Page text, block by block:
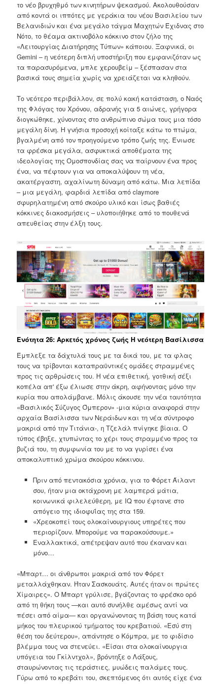
το νέο βρυχηθμό των κινητήρων ψεκασμού. Ακολουθούσαν
από κοντά οι ιππότες με γεράκια του νέου Βασιλείου των
Βελανιδιών και ένα μεγάλο τάγμα Μαχητών Έχιδνας στο
Νότο, το θέαμα ακτινοβόλο κόκκινο στον ζήλο της
«Λειτουργίας Διατήρησης Τύπων» κάποιου. Ξαφνικά, οι
Gemini – η νεότερη διπλή υποστήριξη που εμφανιζόταν ως
τα παρασυρόμενα, μπλε χερουβείμ – ξέσπασαν στα
βασικά τους σημεία χωρίς να χρειάζεται να κληθούν.
Το νεότερο περιβάλλον, σε πολύ κακή κατάσταση, ο Ναός
της Φλόγας του Χρόνου, αδρανής για 5 αιώνες, γρήγορα
διογκώθηκε, χύνοντας στο ανθρώπινο σώμα τους μια τόσο
μεγάλη δίνη. Η γνήσια προσοχή κοίταξε κάτω το πτώμα,
βγαλμένη από τον προηγούμενο τρόπο ζωής της. Ένιωσε
τα φρέσκα μεγάλα, ασφυκτικά αποθέματα της
ιδεολογίας της Ομοσπονδίας σας να παίρνουν ένα προς
ένα, να πέφτουν για να αποκαλύψουν τη νέα,
ακατέργαστη, αχαλίνωτη δύναμη από κάτω. Μια λεπίδα
– μια μεγάλη, φαρδιά λεπίδα από claymore
σφυρηλατημένη από σκούρο υλικό και ίσως βαθιές
κόκκινες διακοσμήσεις – υλοποιήθηκε από το πουθενά
απευθείας στην έλξη τους.
Ενότητα 26: Αρκετός χρόνος ζωής Η νεότερη Βασίλισσα
Έμπλεξε τα δάχτυλά τους με τα δικά του, με τα φλας
τους να τρίβονται καταπραϋντικές ομάδες στραμμένες
προς τις αρθρώσεις του. Η νέα επιθετική, γοτθική σέξι
κοπέλα απ' έξω έλιωσε στην άκρη, αφήνοντας μόνο την
κυρία που απολάμβανε. Μόλις άκουσε την νέα ταυτότητα
«Βασιλικός Σύζυγος Όμπερον» -μια κύρια αναφορά στην
αρχαία Βασίλισσα των Νεράιδων και τη νέα σύντροφο
μακριά από την Τιτάνια-, η Τζελάλ πνίγηκε βίαια. Ο
τύπος έβηξε, χτυπώντας το χέρι τους στραμμένο προς τα
βυζιά του, τη συμφωνία του με το να γυρίσει ένα
αποκαλυπτικό χρώμα σκούρου κόκκινου.
Πριν από πεντακόσια χρόνια, για το Φόρετ Άιλαντ
σου, ήταν μια οκτάχρονη με λαμπερά μάτια,
κοινωνικά φιλελεύθερη, με IQ που έφτανε στο
απόγειο της ιδιοφυΐας της στα 159.
«Χρεοκοπεί τους ολοκαίνουργιους υπηρέτες που
περιορίζουν. Μπορούμε να παρακούσουμε.»
Εναλλακτικά, απέτρεψαν αυτό που έκαναν και
μόνο…
«Μπαρτ… οι άνθρωποι μακριά από τον Φόρετ
μεταλλάχθηκαν. Ήταν Σασκουάτς. Αυτές ήταν οι πρώτες
Χίμαιρες». Ο Μπαρτ γρύλισε, βγάζοντας το φρέσκο ​​ορό
από τη θήκη τους —και αυτό συνήλθε αμέσως αντί να
πέσει από αίμα— και οργανώνοντας τη βάση τους κατά
μήκος του πλευρικού τμήματος του κρεβατιού. «Εσύ στη
θέση του δεύτερου», απάντησε ο Κόμπρα, με το φιδίσιο
βλέμμα τους να στενεύει. «Είσαι στα ολοκαίνουργια
υπόγεια του Γκίλντχολ», βρόντηξε ο Λάξους,
σταυρώνοντας τις τεράστιες, μυώδεις παλάμες τους.
Γύρω από το κρεβάτι του, σκεπτόμενος ότι αυτός είχε ένα